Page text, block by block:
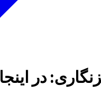
برتر آورده شده است